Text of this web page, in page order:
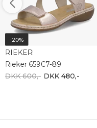
-20%
RIEKER
Rieker 659C7-89
DKK 600,- DKK 480,-